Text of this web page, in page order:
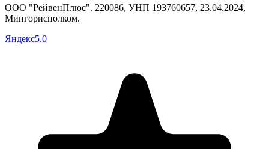
ООО "РейвенПлюс". 220086, УНП 193760657, 23.04.2024,
Мингорисполком.
Яндекс5.0